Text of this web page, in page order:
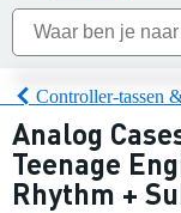
Controller-tassen
Analog
Teenage
Rhythm +